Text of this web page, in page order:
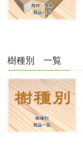
樹種別 一覧